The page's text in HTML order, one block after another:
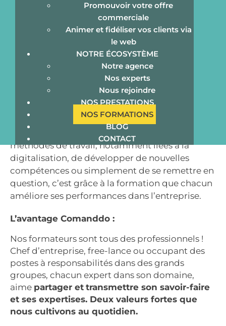
Promouvoir votre offre
commerciale
Animer et fidéliser vos clients via
le web
NOTRE ÉCOSYSTÈME
Notre agence
Nos experts
Nous rejoindre
NOS PRESTATIONS
NOS FORMATIONS
BLOG
CONTACT
PASSEZ DE L’INTENTION À L’ACTION
COMANDDO, en partenariat avec Lab
Compagnie, propose un éventail de formations
pour vous permettre de progresser dans votre
métier ou personnellement.
Qu’il s’agisse de s’approprier de nouvelles
méthodes de travail, notamment liées à la
digitalisation, de développer de nouvelles
compétences ou simplement de se remettre en
question, c’est grâce à la formation que chacun
améliore ses performances dans l’entreprise.
L’avantage Comanddo :
Nos formateurs sont tous des professionnels !
Chef d’entreprise, free-lance ou occupant des
postes à responsabilités dans des grands
groupes, chacun expert dans son domaine,
aime partager et transmettre son savoir-faire
et ses expertises. Deux valeurs fortes que
nous cultivons au quotidien.